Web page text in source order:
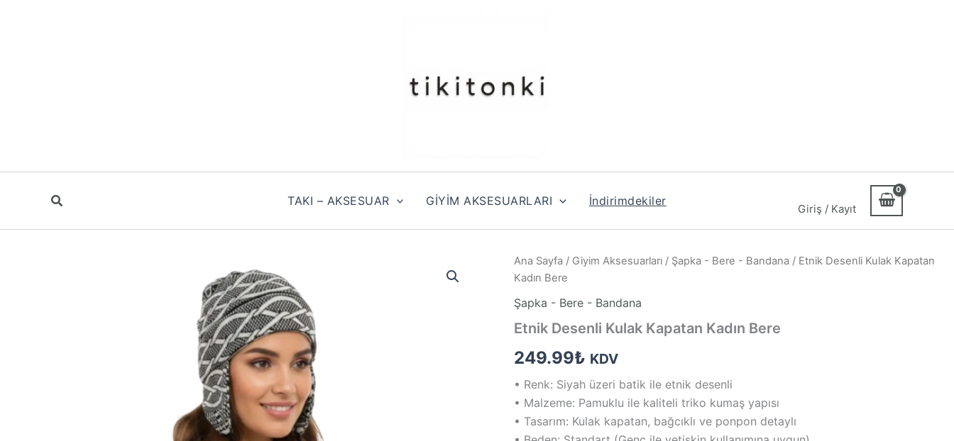
TAKI – AKSESUAR GİYİM AKSESUARLARI İndirimdekiler
Giriş / Kayıt
Ana Sayfa / Giyim Aksesuarları / Şapka - Bere - Bandana / Etnik Desenli Kulak Kapatan
Kadın Bere
Şapka - Bere - Bandana
Etnik Desenli Kulak Kapatan Kadın Bere
249.99₺ KDV
• Renk: Siyah üzeri batik ile etnik desenli
• Malzeme: Pamuklu ile kaliteli triko kumaş yapısı
• Tasarım: Kulak kapatan, bağcıklı ve ponpon detaylı